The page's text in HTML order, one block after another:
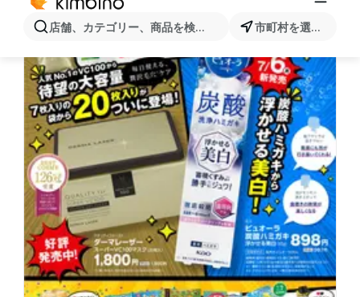
店舗、カテゴリー、商品を検索... 市町村を選択します